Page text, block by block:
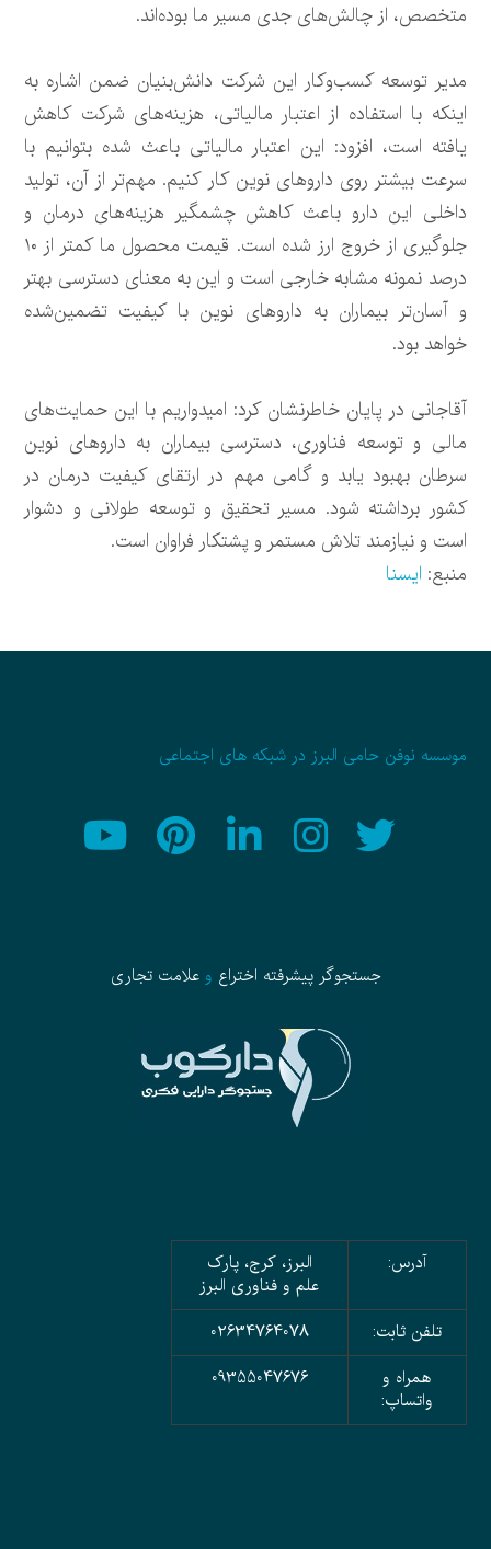
متخصص، از چالش‌های جدی مسیر ما بوده‌اند.
مدیر توسعه کسب‌وکار این شرکت دانش‌بنیان ضمن اشاره به
اینکه با استفاده از اعتبار مالیاتی، هزینه‌های شرکت کاهش
یافته است، افزود: این اعتبار مالیاتی باعث شده بتوانیم با
سرعت بیشتر روی داروهای نوین کار کنیم. مهم‌تر از آن، تولید
داخلی این دارو باعث کاهش چشمگیر هزینه‌های درمان و
جلوگیری از خروج ارز شده است. قیمت محصول ما کمتر از ۱۰
درصد نمونه مشابه خارجی است و این به معنای دسترسی بهتر
و آسان‌تر بیماران به داروهای نوین با کیفیت تضمین‌شده
خواهد بود.
آقاجانی در پایان خاطرنشان کرد: امیدواریم با این حمایت‌های
مالی و توسعه فناوری، دسترسی بیماران به داروهای نوین
سرطان بهبود یابد و گامی مهم در ارتقای کیفیت درمان در
کشور برداشته شود. مسیر تحقیق و توسعه طولانی و دشوار
است و نیازمند تلاش مستمر و پشتکار فراوان است.
منبع: ایسنا
موسسه نوفن حامی البرز در شبکه های اجتماعی
جستجوگر پیشرفته اختراع وعلامت تجاری
آدرس:
البرز، کرج، پارک
علم و فناوری البرز
تلفن ثابت:
02634764078
همراه و
واتساپ:
09355047676